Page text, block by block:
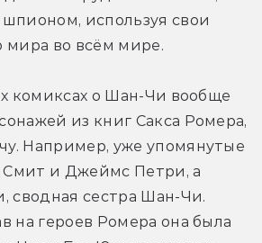
используя свои
мира во всём мире.
комиксах о Шан-Чи вообще
из книг Сакса Ромера,
Например, уже упомянутые
и Джеймс Петри, а
сводная сестра Шан-Чи.
на героев Ромера она была